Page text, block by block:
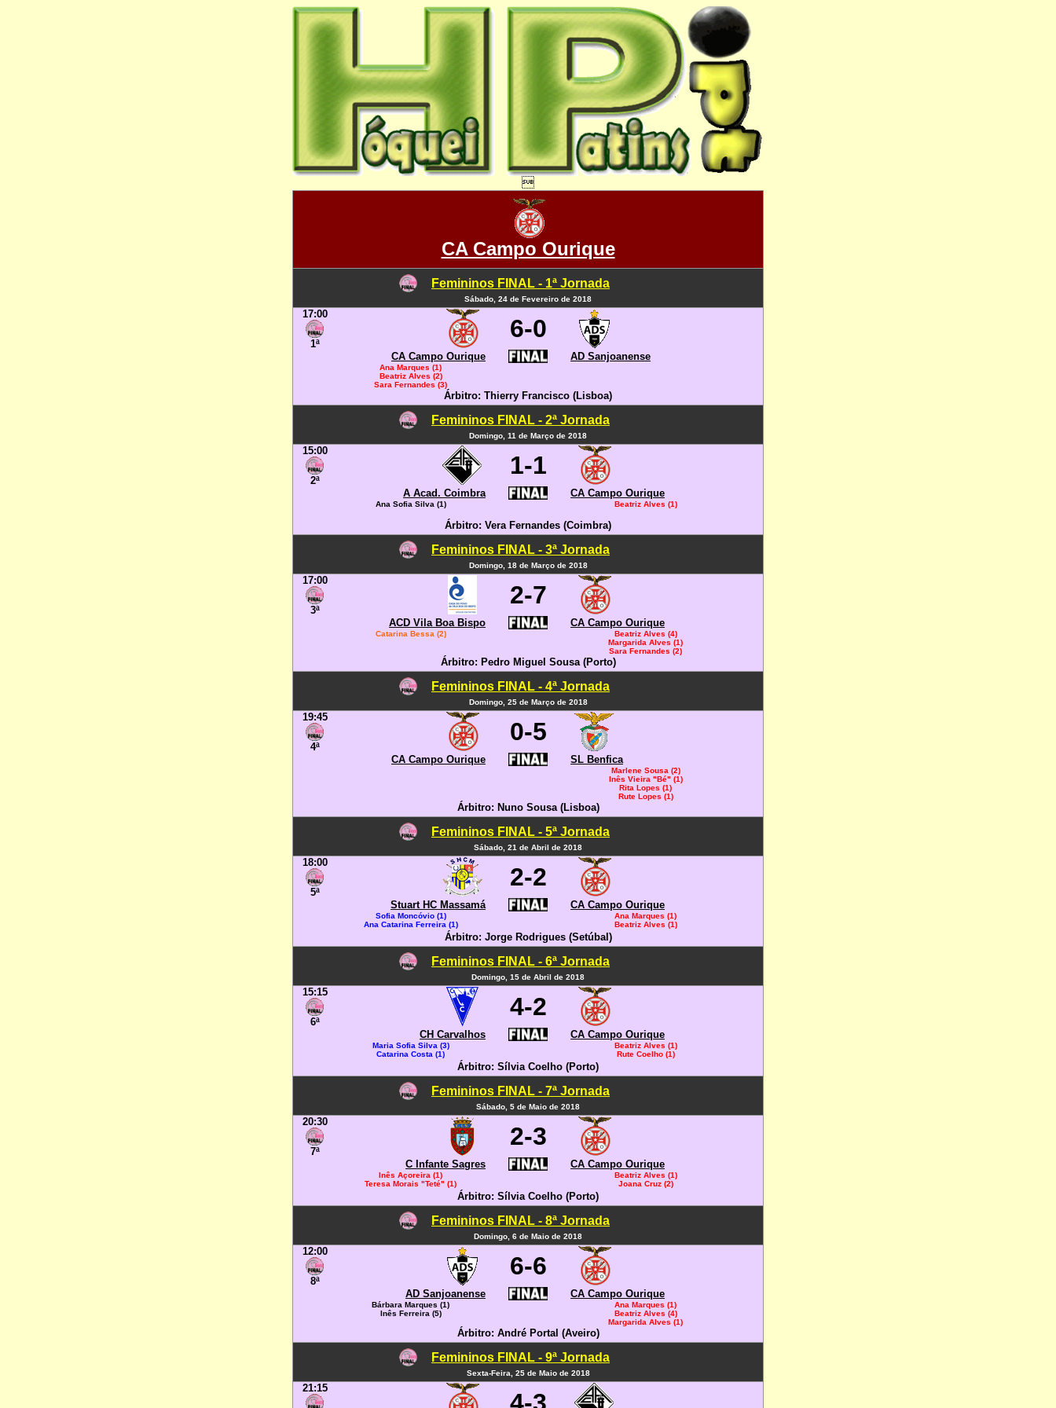

CA Campo Ourique
Femininos FINAL - 1ª Jornada
Sábado, 24 de Fevereiro de 2018
17:00
1ª
6-0
CA Campo Ourique AD Sanjoanense
Ana Marques (1)
Beatriz Alves (2)
Sara Fernandes (3)
Árbitro: Thierry Francisco (Lisboa)
Femininos FINAL - 2ª Jornada
Domingo, 11 de Março de 2018
15:00
2ª
1-1
A Acad. Coimbra CA Campo Ourique
Ana Sofia Silva (1) Beatriz Alves (1)
Árbitro: Vera Fernandes (Coimbra)
Femininos FINAL - 3ª Jornada
Domingo, 18 de Março de 2018
17:00
3ª
2-7
ACD Vila Boa Bispo CA Campo Ourique
Catarina Bessa (2)
Beatriz Alves (4)
Margarida Alves (1)
Sara Fernandes (2)
Árbitro: Pedro Miguel Sousa (Porto)
Femininos FINAL - 4ª Jornada
Domingo, 25 de Março de 2018
19:45
4ª
0-5
CA Campo Ourique SL Benfica
Marlene Sousa (2)
Inês Vieira "Bé" (1)
Rita Lopes (1)
Rute Lopes (1)
Árbitro: Nuno Sousa (Lisboa)
Femininos FINAL - 5ª Jornada
Sábado, 21 de Abril de 2018
18:00
5ª
2-2
Stuart HC Massamá CA Campo Ourique
Sofia Moncóvio (1)
Ana Catarina Ferreira (1)
Ana Marques (1)
Beatriz Alves (1)
Árbitro: Jorge Rodrigues (Setúbal)
Femininos FINAL - 6ª Jornada
Domingo, 15 de Abril de 2018
15:15
6ª
4-2
CH Carvalhos CA Campo Ourique
Maria Sofia Silva (3)
Catarina Costa (1)
Beatriz Alves (1)
Rute Coelho (1)
Árbitro: Sílvia Coelho (Porto)
Femininos FINAL - 7ª Jornada
Sábado, 5 de Maio de 2018
20:30
7ª
2-3
C Infante Sagres CA Campo Ourique
Inês Açoreira (1)
Teresa Morais "Teté" (1)
Beatriz Alves (1)
Joana Cruz (2)
Árbitro: Sílvia Coelho (Porto)
Femininos FINAL - 8ª Jornada
Domingo, 6 de Maio de 2018
12:00
8ª
6-6
AD Sanjoanense CA Campo Ourique
Bárbara Marques (1)
Inês Ferreira (5)
Ana Marques (1)
Beatriz Alves (4)
Margarida Alves (1)
Árbitro: André Portal (Aveiro)
Femininos FINAL - 9ª Jornada
Sexta-Feira, 25 de Maio de 2018
21:15